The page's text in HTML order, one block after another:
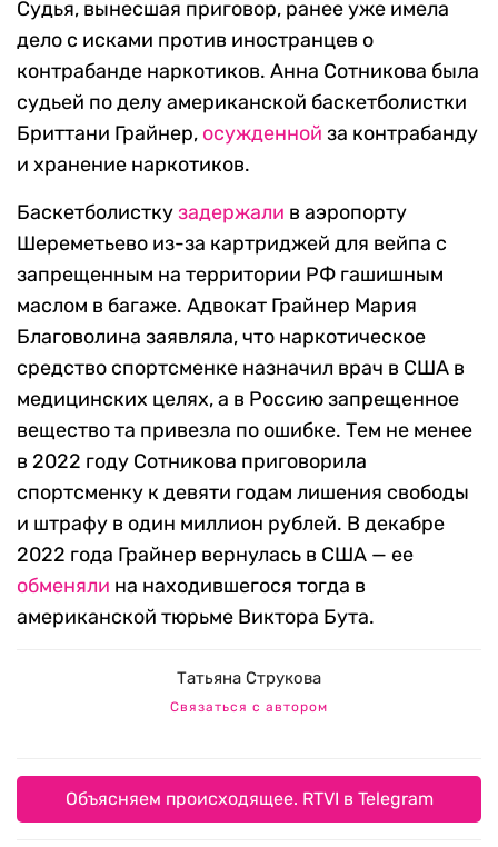
Судья, вынесшая приговор, ранее уже имела
дело с исками против иностранцев о
контрабанде наркотиков. Анна Сотникова была
судьей по делу американской баскетболистки
Бриттани Грайнер, осужденной за контрабанду
и хранение наркотиков.
Баскетболисткузадержали в аэропорту
Шереметьево из-за картриджей для вейпа с
запрещенным на территории РФ гашишным
маслом в багаже. Адвокат Грайнер Мария
Благоволина заявляла, что наркотическое
средство спортсменке назначил врач в США в
медицинских целях, а в Россию запрещенное
вещество та привезла по ошибке. Тем не менее
в 2022 году Сотникова приговорила
спортсменку к девяти годам лишения свободы
и штрафу в один миллион рублей. В декабре
2022 года Грайнер вернулась в США — ее
обменяли на находившегося тогда в
американской тюрьме Виктора Бута.
Татьяна Струкова
Связаться с автором
Объясняем происходящее. RTVI в Telegram